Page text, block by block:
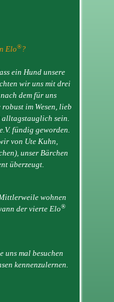
Elo®?
ein Hund unsere
wir uns mit drei
dem für uns
im Wesen, lieb
alltagstauglich sein.
fündig geworden.
von Ute Kuhn,
unser Bärchen
überzeugt.
wohnen
der vierte Elo®
uns mal besuchen
kennenzulernen.